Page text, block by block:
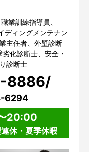
業訓練指導員、
ディングメンテナン
主任者、外壁診断
化診断士、安全・
診断士
8886/
6294
20:00
休・夏季休暇